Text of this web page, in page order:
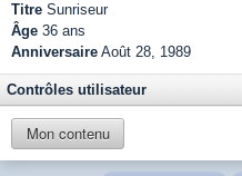
Titre Sunriseur
Âge 36 ans
Anniversaire Août 28, 1989
Contrôles utilisateur
Mon contenu